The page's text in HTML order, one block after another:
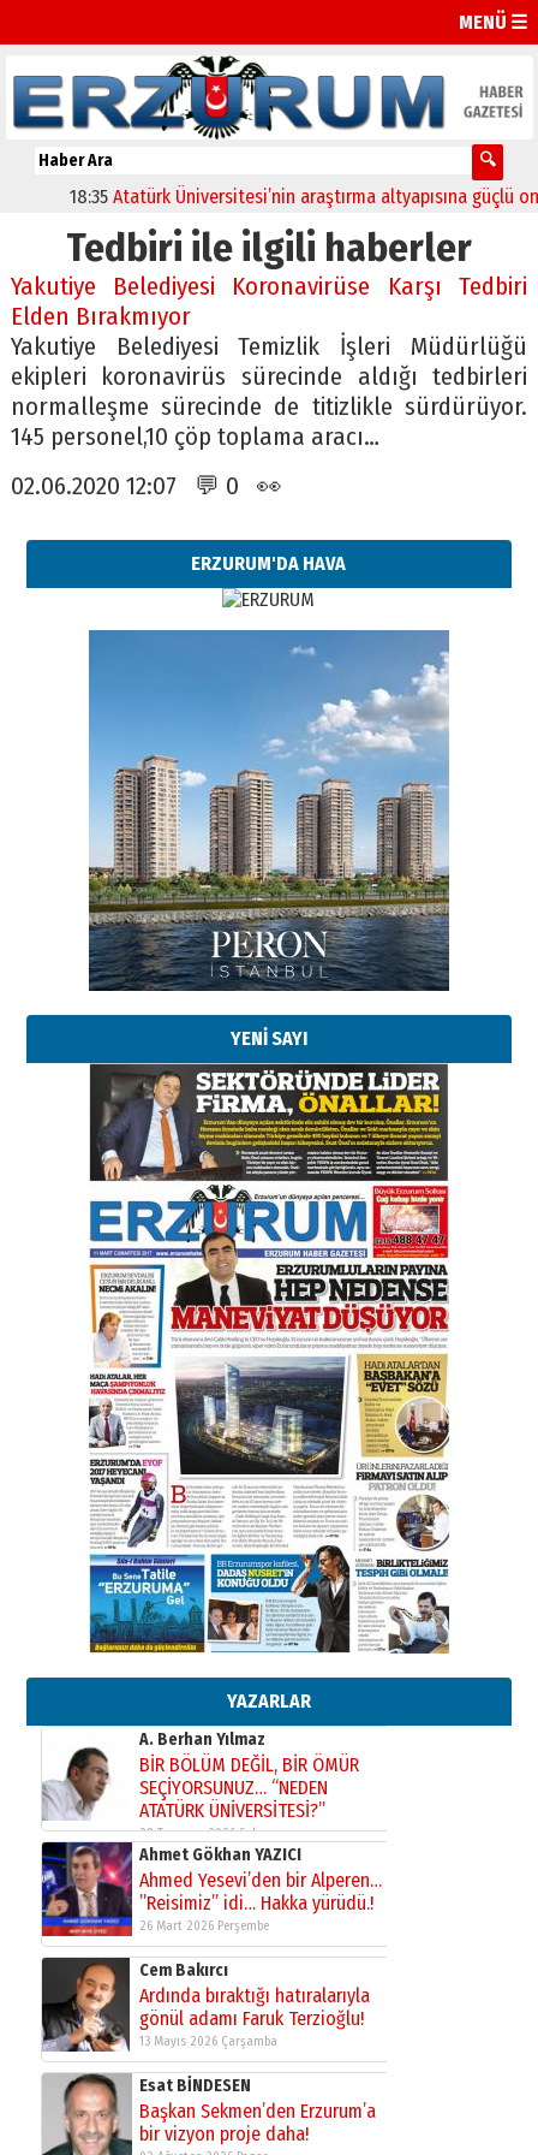
MENÜ ☰
18:35 Atatürk Üniversitesi’nin araştırma altyapısına güçlü onay
Tedbiri ile ilgili haberler
Yakutiye Belediyesi Koronavirüse Karşı Tedbiri
Elden Bırakmıyor
Yakutiye Belediyesi Temizlik İşleri Müdürlüğü
ekipleri koronavirüs sürecinde aldığı tedbirleri
normalleşme sürecinde de titizlikle sürdürüyor.
145 personel,10 çöp toplama aracı…
02.06.2020 12:07 💬 0 👀
ERZURUM'DA HAVA
YENİ SAYI
YAZARLAR
Esat BİNDESEN
Başkan Sekmen’den Erzurum’a
bir vizyon proje daha!
02 Ağustos 2026 Pazar
Kadir SABUNCUOĞLU
Erzurumspor’un köşe taşları
29 Haziran 2026 Pazartesi
Kenan GÜLERCİ
Murat Şahsuvaroğlu ERKON’da
çıtayı yukarı taşırken,
yönetimdekiler aşağı
çekmemeli!
17 Şubat 2026 SalıOrhan BOZKURT
Bir fotoğraf, bir şehir, bir
A. Berhan Yılmaz
BİR BÖLÜM DEĞİL, BİR ÖMÜR
SEÇİYORSUNUZ… “NEDEN
ATATÜRK ÜNİVERSİTESİ?”
28 Temmuz 2026 Salı
Ahmet Gökhan YAZICI
Ahmed Yesevi’den bir Alperen…
”Reisimiz” idi… Hakka yürüdü.!
26 Mart 2026 Perşembe
Cem Bakırcı
Ardında bıraktığı hatıralarıyla
gönül adamı Faruk Terzioğlu!
13 Mayıs 2026 Çarşamba
Esat BİNDESEN
Başkan Sekmen’den Erzurum’a
bir vizyon proje daha!